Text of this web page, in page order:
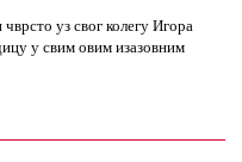
уз свог колегу Игора
у свим овим изазовним